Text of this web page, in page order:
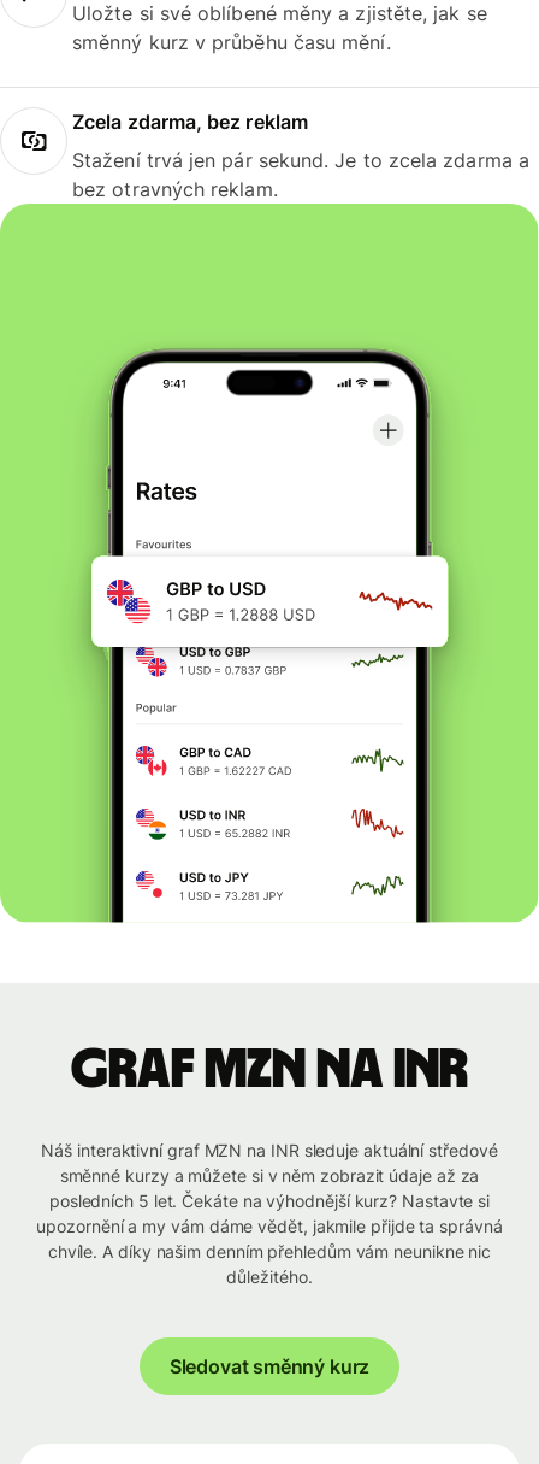
Uložte si své oblíbené měny a zjistěte, jak se
směnný kurz v průběhu času mění.
Zcela zdarma, bez reklam
Stažení trvá jen pár sekund. Je to zcela zdarma a
bez otravných reklam.
graf MZN na INR
Náš interaktivní graf MZN na INR sleduje aktuální středové
směnné kurzy a můžete si v něm zobrazit údaje až za
posledních 5 let. Čekáte na výhodnější kurz? Nastavte si
upozornění a my vám dáme vědět, jakmile přijde ta správná
chvíle. A díky našim denním přehledům vám neunikne nic
důležitého.
Sledovat směnný kurz